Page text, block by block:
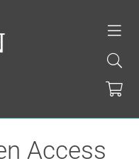
Access